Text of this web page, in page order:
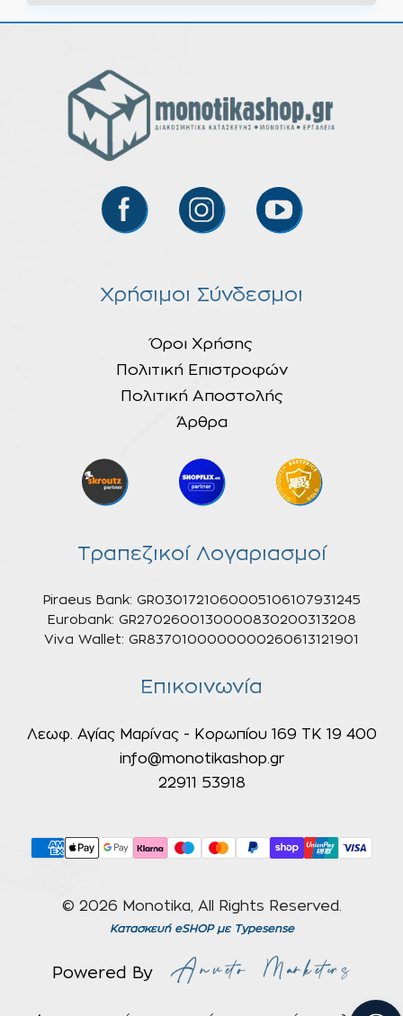
Χρήσιμοι Σύνδεσμοι
Όροι Χρήσης
Πολιτική Επιστροφών
Πολιτική Αποστολής
Άρθρα
Τραπεζικοί Λογαριασμοί
Piraeus Bank: GR0301721060005106107931245
Eurobank: GR2702600130000830200313208
Viva Wallet: GR8370100000000260613121901
Επικοινωνία
Λεωφ. Αγίας Μαρίνας - Κορωπίου 169 ΤΚ 19 400
info@monotikashop.gr
22911 53918
© 2026 Monotika, All Rights Reserved.
Κατασκευή eSHOPμε Typesense
Powered By